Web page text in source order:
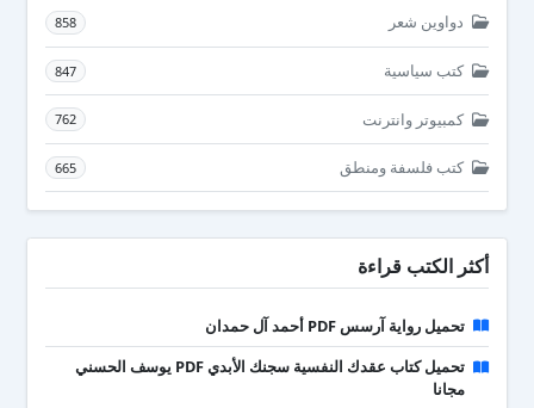
دواوين شعر 858
كتب سياسية 847
كمبيوتر وانترنت 762
كتب فلسفة ومنطق 665
أكثر الكتب قراءة
تحميل رواية آرسس PDF أحمد آل حمدان
تحميل كتاب عقدك النفسية سجنك الأبدي PDF يوسف الحسني
مجانا